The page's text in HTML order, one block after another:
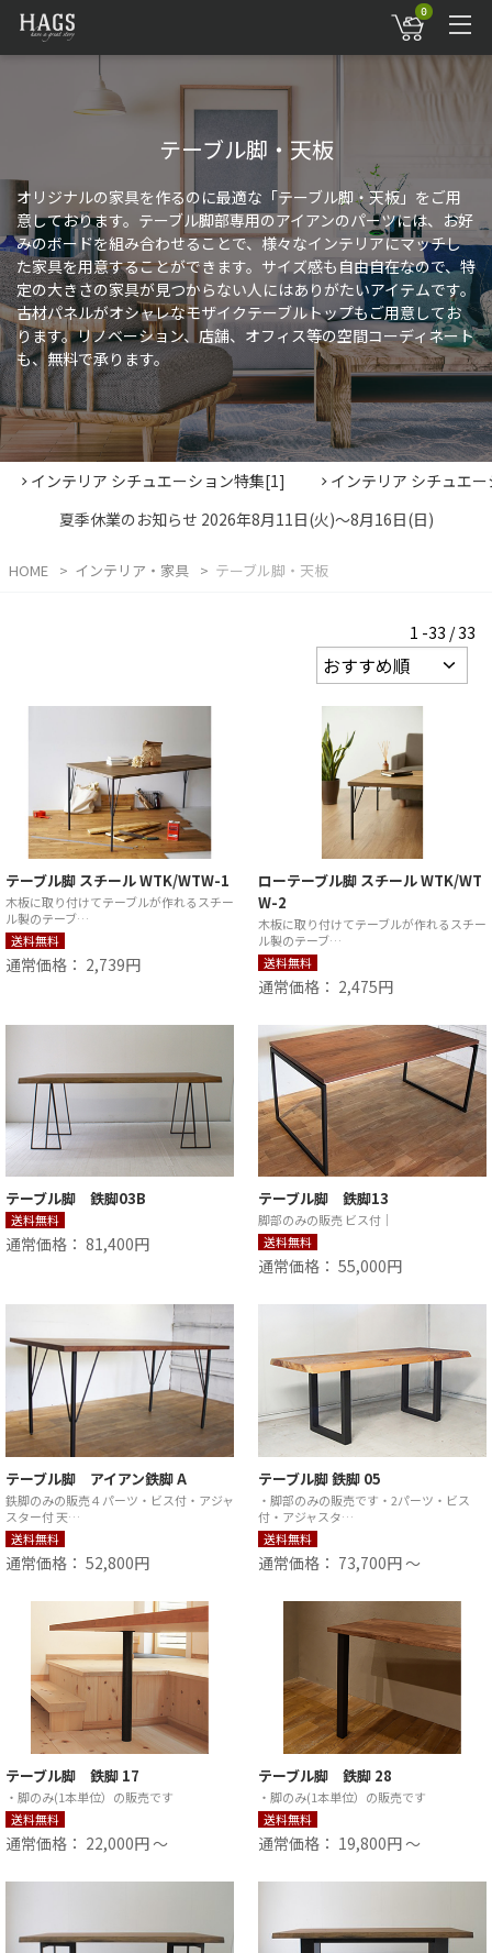
0
テーブル脚・天板
オリジナルの家具を作るのに最適な「テーブル脚・天板」をご用
意しております。テーブル脚部専用のアイアンのパーツには、お好
みのボードを組み合わせることで、様々なインテリアにマッチし
た家具を用意することができます。サイズ感も自由自在なので、特
定の大きさの家具が見つからない人にはありがたいアイテムです。
古材パネルがオシャレなモザイクテーブルトップもご用意してお
ります。リノベーション、店舗、オフィス等の空間コーディネート
も、無料で承ります。
インテリア シチュエーション特集[1]
インテリア シチュエ
夏季休業のお知らせ 2026年8月11日(火)～8月16日(日)
HOME インテリア・家具 テーブル脚・天板
1 -33 / 33
テーブル脚 スチール WTK/WTW-1
木板に取り付けてテーブルが作れるスチー
ル製のテーブ…
送料無料
通常価格： 2,739円
ローテーブル脚 スチール WTK/WT
W-2
木板に取り付けてテーブルが作れるスチー
ル製のテーブ…
送料無料
通常価格： 2,475円
テーブル脚 鉄脚03B
送料無料
通常価格： 81,400円
テーブル脚 鉄脚13
脚部のみの販売 ビス付｜
送料無料
通常価格： 55,000円
テーブル脚 アイアン鉄脚 A
鉄脚のみの販売４パーツ・ビス付・アジャ
スター付 天…
送料無料
通常価格： 52,800円
テーブル脚 鉄脚 05
・脚部のみの販売です・2パーツ・ビス
付・アジャスタ…
送料無料
通常価格： 73,700円 ～
テーブル脚 鉄脚 17
・脚のみ(1本単位）の販売です
送料無料
通常価格： 22,000円 ～
テーブル脚 鉄脚 28
・脚のみ(1本単位）の販売です
送料無料
通常価格： 19,800円 ～